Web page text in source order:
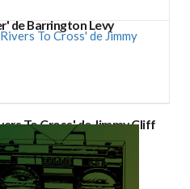
de Barrington Levy
To Cross' de Jimmy Cliff